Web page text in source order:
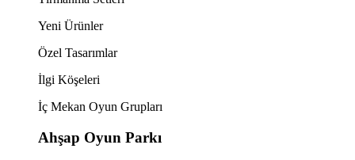
Yeni Ürünler
Özel Tasarımlar
İlgi Köşeleri
İç Mekan Oyun Grupları
Ahşap Oyun Parkı